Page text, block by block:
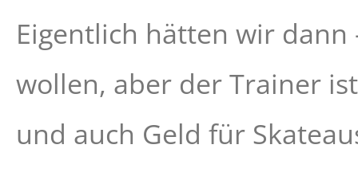
Eigentlich hätten wir
wollen, aber der Trainer
und auch Geld für